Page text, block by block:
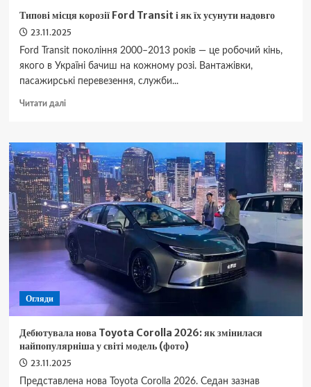
Типові місця корозії Ford Transit і як їх усунути надовго
23.11.2025
Ford Transit покоління 2000–2013 років — це робочий кінь,
якого в Україні бачиш на кожному розі. Вантажівки,
пасажирські перевезення, служби...
Читати даліДокладніше
місця
корозії
Ford
Transit
і
як
їх
усунути
надовго
Огляди
Дебютувала нова Toyota Corolla 2026: як змінилася
найпопулярніша у світі модель (фото)
23.11.2025
Представлена нова Toyota Corolla 2026. Седан зазнав